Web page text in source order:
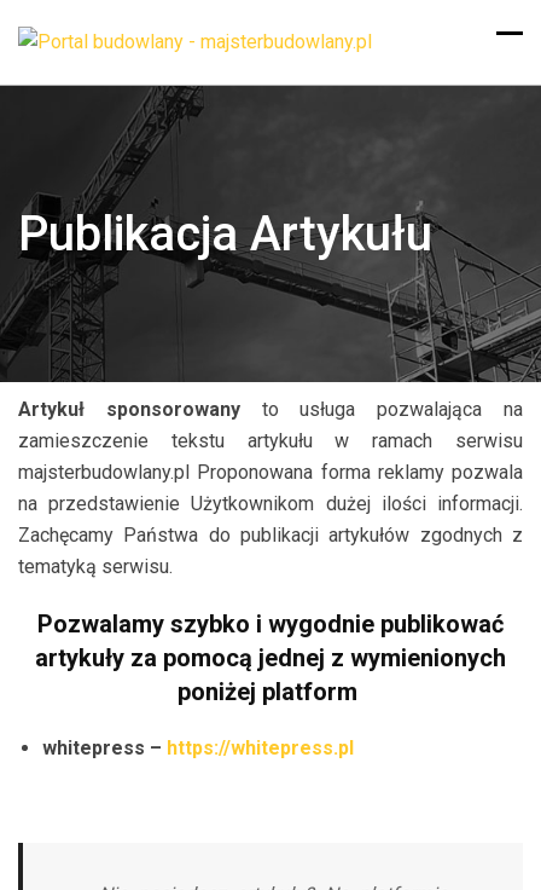
Publikacja Artykułu
Artykuł sponsorowanyto usługa pozwalająca na
zamieszczenie tekstu artykułu w ramach serwisu
majsterbudowlany.pl Proponowana forma reklamy pozwala
na przedstawienie Użytkownikom dużej ilości informacji.
Zachęcamy Państwa do publikacji artykułów zgodnych z
tematyką serwisu.
Pozwalamy szybko i wygodnie publikować
artykuły za pomocą jednej z wymienionych
poniżej platform
whitepress – https://whitepress.pl